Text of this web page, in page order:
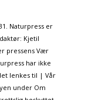
Naturpress er
Kjetil
pressens Vær
har ikke
lenkes til | Vår
under Om